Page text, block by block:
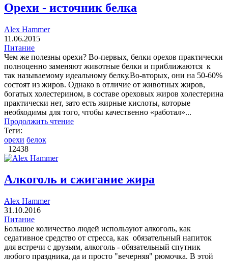
Орехи - источник белка
Alex Hammer
11.06.2015
Питание
Чем же полезны орехи? Во-первых, белки орехов практически
полноценно заменяют животные белки и приближаются к
так называемому идеальному белку.Во-вторых, они на 50-60%
состоят из жиров. Однако в отличие от животных жиров,
богатых холестерином, в составе ореховых жиров холестерина
практически нет, зато есть жирные кислоты, которые
необходимы для того, чтобы качественно «работал»...
Продолжить чтение
Теги:
орехи белок
12438
Алкоголь и сжигание жира
Alex Hammer
31.10.2016
Питание
Большое количество людей используют алкоголь, как
седативное средство от стресса, как обязательный напиток
для встречи с друзьям, алкоголь - обязательный спутник
любого праздника, да и просто "вечерняя" рюмочка. В этой